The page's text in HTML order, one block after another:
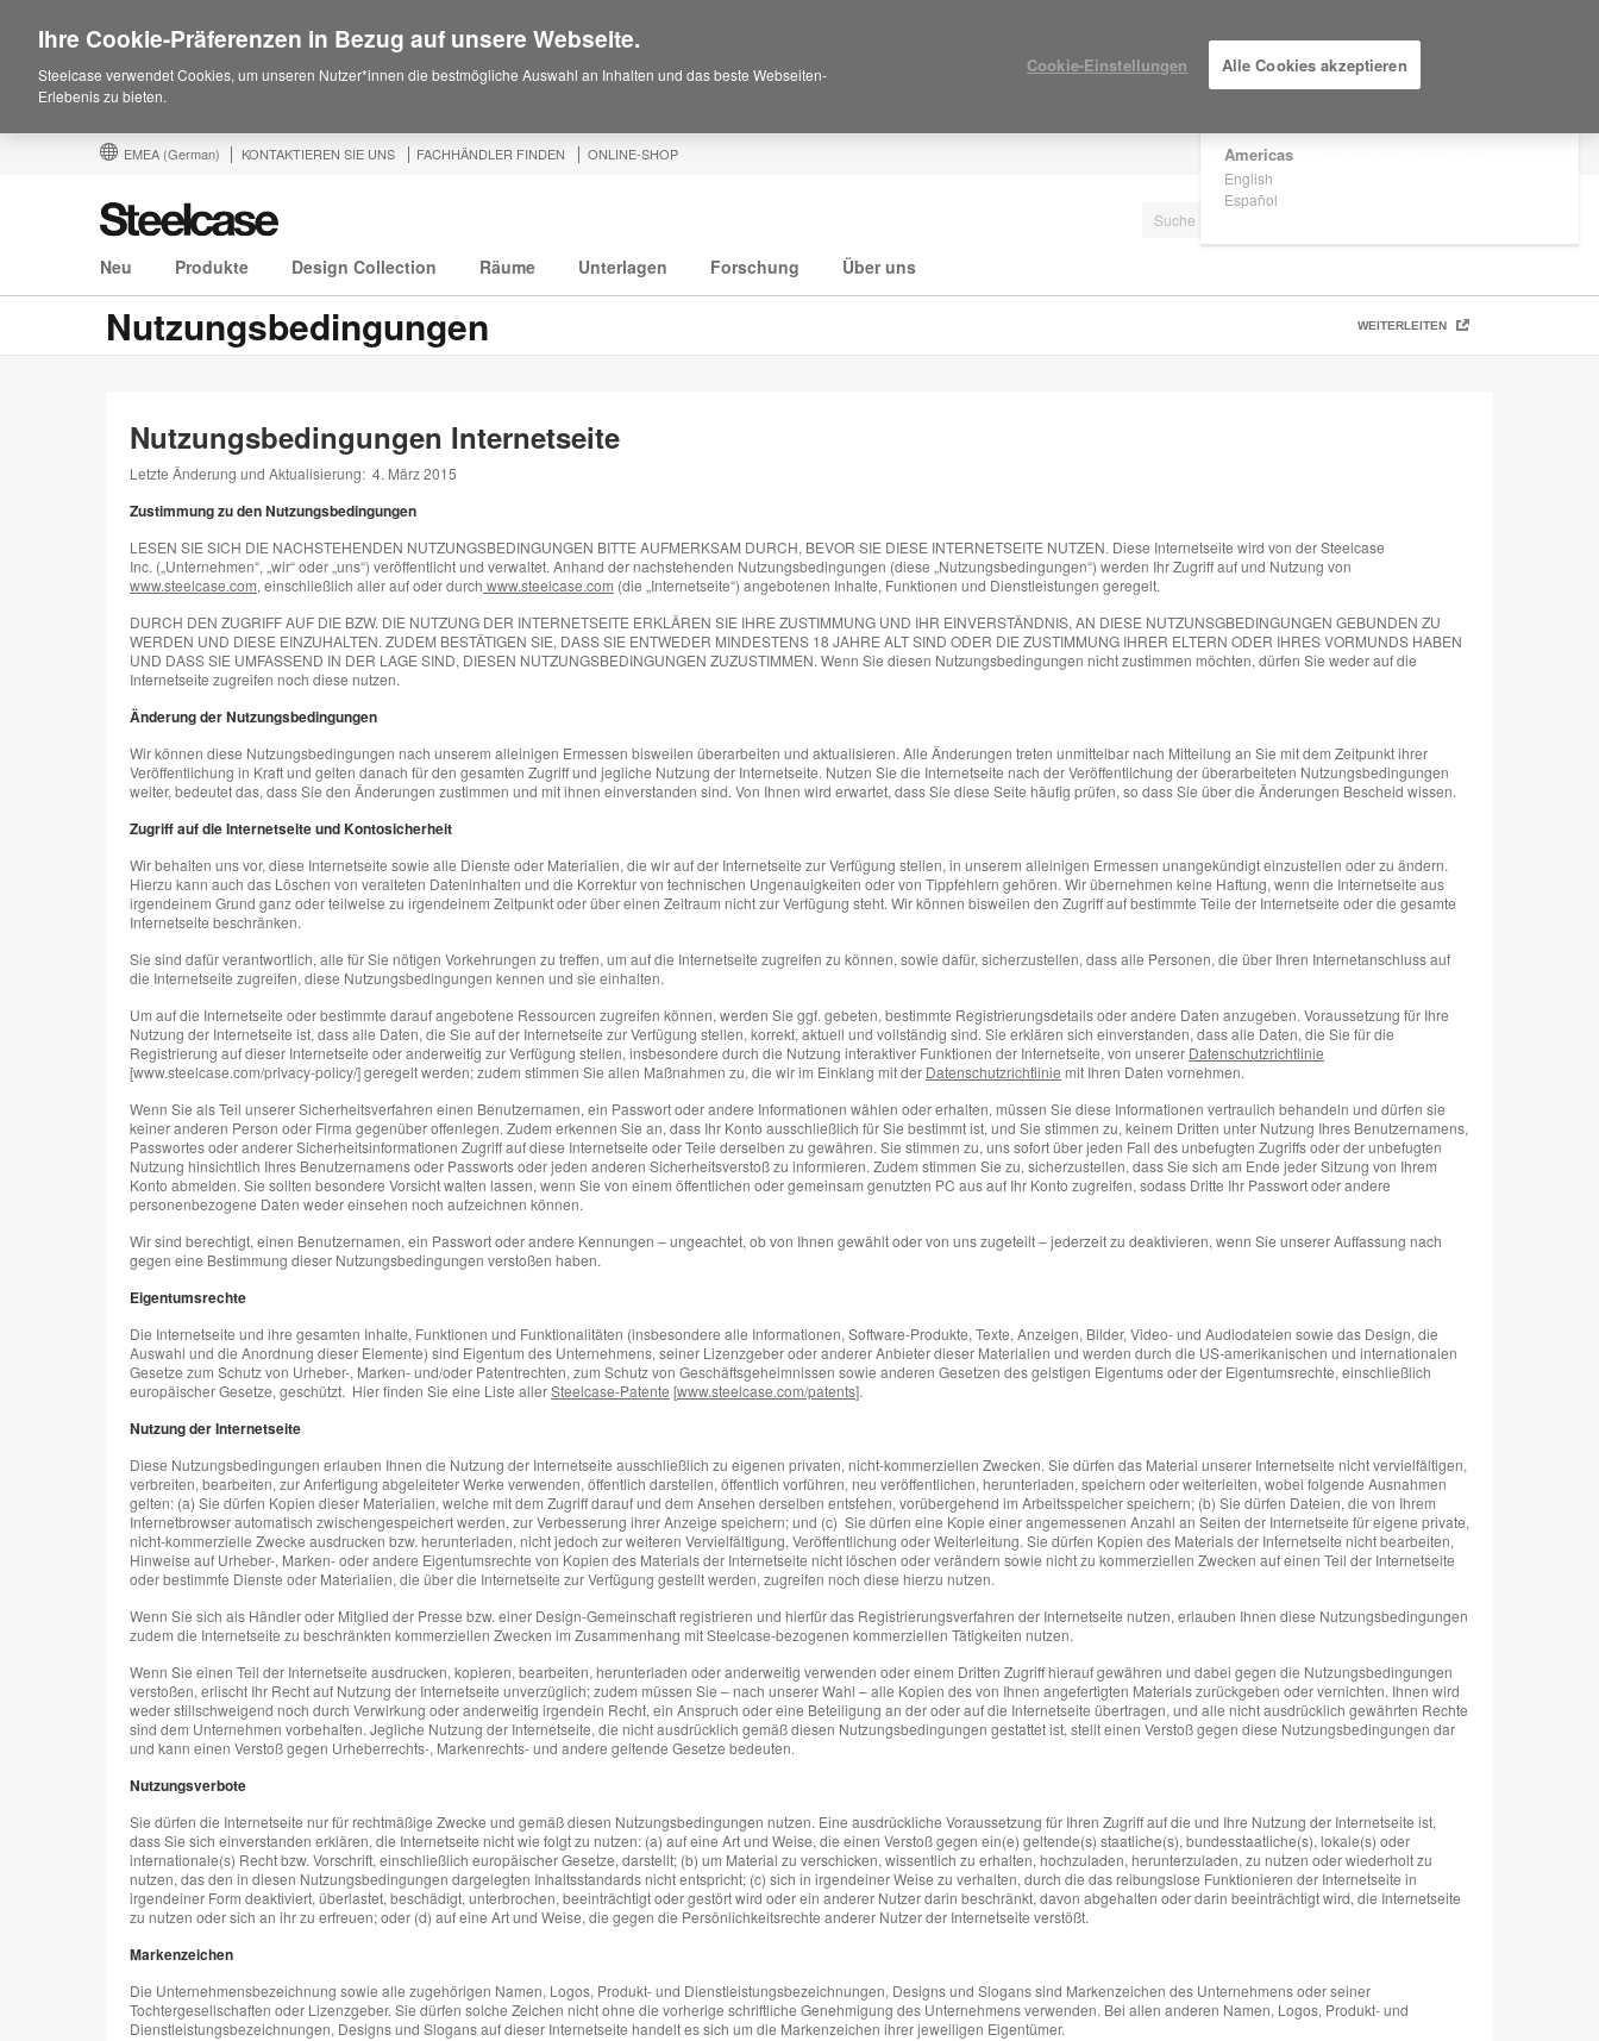
Are you in United States?
Americas
English
Español
EMEA (German) KONTAKTIEREN SIE UNS FACHHÄNDLER FINDEN ONLINE-SHOP
Neu Produkte Design Collection Räume Unterlagen Forschung Über uns
Nutzungsbedingungen WEITERLEITEN
Nutzungsbedingungen Internetseite
Letzte Änderung und Aktualisierung: 4. März 2015
Zustimmung zu den Nutzungsbedingungen
LESEN SIE SICH DIE NACHSTEHENDEN NUTZUNGSBEDINGUNGEN BITTE AUFMERKSAM DURCH, BEVOR SIE DIESE INTERNETSEITE NUTZEN. Diese Internetseite wird von der Steelcase
Inc. („Unternehmen“, „wir“ oder „uns“) veröffentlicht und verwaltet. Anhand der nachstehenden Nutzungsbedingungen (diese „Nutzungsbedingungen“) werden Ihr Zugriff auf und Nutzung von
www.steelcase.com, einschließlich aller auf oder durch www.steelcase.com (die „Internetseite“) angebotenen Inhalte, Funktionen und Dienstleistungen geregelt.
DURCH DEN ZUGRIFF AUF DIE BZW. DIE NUTZUNG DER INTERNETSEITE ERKLÄREN SIE IHRE ZUSTIMMUNG UND IHR EINVERSTÄNDNIS, AN DIESE NUTZUNSGBEDINGUNGEN GEBUNDEN ZU
WERDEN UND DIESE EINZUHALTEN. ZUDEM BESTÄTIGEN SIE, DASS SIE ENTWEDER MINDESTENS 18 JAHRE ALT SIND ODER DIE ZUSTIMMUNG IHRER ELTERN ODER IHRES VORMUNDS HABEN
UND DASS SIE UMFASSEND IN DER LAGE SIND, DIESEN NUTZUNGSBEDINGUNGEN ZUZUSTIMMEN. Wenn Sie diesen Nutzungsbedingungen nicht zustimmen möchten, dürfen Sie weder auf die
Internetseite zugreifen noch diese nutzen.
Änderung der Nutzungsbedingungen
Wir können diese Nutzungsbedingungen nach unserem alleinigen Ermessen bisweilen überarbeiten und aktualisieren. Alle Änderungen treten unmittelbar nach Mitteilung an Sie mit dem Zeitpunkt ihrer
Veröffentlichung in Kraft und gelten danach für den gesamten Zugriff und jegliche Nutzung der Internetseite. Nutzen Sie die Internetseite nach der Veröffentlichung der überarbeiteten Nutzungsbedingungen
weiter, bedeutet das, dass Sie den Änderungen zustimmen und mit ihnen einverstanden sind. Von Ihnen wird erwartet, dass Sie diese Seite häufig prüfen, so dass Sie über die Änderungen Bescheid wissen.
Zugriff auf die Internetseite und Kontosicherheit
Wir behalten uns vor, diese Internetseite sowie alle Dienste oder Materialien, die wir auf der Internetseite zur Verfügung stellen, in unserem alleinigen Ermessen unangekündigt einzustellen oder zu ändern.
Hierzu kann auch das Löschen von veralteten Dateninhalten und die Korrektur von technischen Ungenauigkeiten oder von Tippfehlern gehören. Wir übernehmen keine Haftung, wenn die Internetseite aus
irgendeinem Grund ganz oder teilweise zu irgendeinem Zeitpunkt oder über einen Zeitraum nicht zur Verfügung steht. Wir können bisweilen den Zugriff auf bestimmte Teile der Internetseite oder die gesamte
Internetseite beschränken.
Sie sind dafür verantwortlich, alle für Sie nötigen Vorkehrungen zu treffen, um auf die Internetseite zugreifen zu können, sowie dafür, sicherzustellen, dass alle Personen, die über Ihren Internetanschluss auf
die Internetseite zugreifen, diese Nutzungsbedingungen kennen und sie einhalten.
Um auf die Internetseite oder bestimmte darauf angebotene Ressourcen zugreifen können, werden Sie ggf. gebeten, bestimmte Registrierungsdetails oder andere Daten anzugeben. Voraussetzung für Ihre
Nutzung der Internetseite ist, dass alle Daten, die Sie auf der Internetseite zur Verfügung stellen, korrekt, aktuell und vollständig sind. Sie erklären sich einverstanden, dass alle Daten, die Sie für die
Registrierung auf dieser Internetseite oder anderweitig zur Verfügung stellen, insbesondere durch die Nutzung interaktiver Funktionen der Internetseite, von unserer Datenschutzrichtlinie
[www.steelcase.com/privacy-policy/] geregelt werden; zudem stimmen Sie allen Maßnahmen zu, die wir im Einklang mit der Datenschutzrichtlinie mit Ihren Daten vornehmen.
Wenn Sie als Teil unserer Sicherheitsverfahren einen Benutzernamen, ein Passwort oder andere Informationen wählen oder erhalten, müssen Sie diese Informationen vertraulich behandeln und dürfen sie
keiner anderen Person oder Firma gegenüber offenlegen. Zudem erkennen Sie an, dass Ihr Konto ausschließlich für Sie bestimmt ist, und Sie stimmen zu, keinem Dritten unter Nutzung Ihres Benutzernamens,
Passwortes oder anderer Sicherheitsinformationen Zugriff auf diese Internetseite oder Teile derselben zu gewähren. Sie stimmen zu, uns sofort über jeden Fall des unbefugten Zugriffs oder der unbefugten
Nutzung hinsichtlich Ihres Benutzernamens oder Passworts oder jeden anderen Sicherheitsverstoß zu informieren. Zudem stimmen Sie zu, sicherzustellen, dass Sie sich am Ende jeder Sitzung von Ihrem
Konto abmelden. Sie sollten besondere Vorsicht walten lassen, wenn Sie von einem öffentlichen oder gemeinsam genutzten PC aus auf Ihr Konto zugreifen, sodass Dritte Ihr Passwort oder andere
personenbezogene Daten weder einsehen noch aufzeichnen können.
Wir sind berechtigt, einen Benutzernamen, ein Passwort oder andere Kennungen – ungeachtet, ob von Ihnen gewählt oder von uns zugeteilt – jederzeit zu deaktivieren, wenn Sie unserer Auffassung nach
gegen eine Bestimmung dieser Nutzungsbedingungen verstoßen haben.
Eigentumsrechte
Die Internetseite und ihre gesamten Inhalte, Funktionen und Funktionalitäten (insbesondere alle Informationen, Software-Produkte, Texte, Anzeigen, Bilder, Video- und Audiodateien sowie das Design, die
Auswahl und die Anordnung dieser Elemente) sind Eigentum des Unternehmens, seiner Lizenzgeber oder anderer Anbieter dieser Materialien und werden durch die US-amerikanischen und internationalen
Gesetze zum Schutz von Urheber-, Marken- und/oder Patentrechten, zum Schutz von Geschäftsgeheimnissen sowie anderen Gesetzen des geistigen Eigentums oder der Eigentumsrechte, einschließlich
europäischer Gesetze, geschützt. Hier finden Sie eine Liste allerSteelcase-Patente [www.steelcase.com/patents].
Nutzung der Internetseite
Diese Nutzungsbedingungen erlauben Ihnen die Nutzung der Internetseite ausschließlich zu eigenen privaten, nicht-kommerziellen Zwecken. Sie dürfen das Material unserer Internetseite nicht vervielfältigen,
verbreiten, bearbeiten, zur Anfertigung abgeleiteter Werke verwenden, öffentlich darstellen, öffentlich vorführen, neu veröffentlichen, herunterladen, speichern oder weiterleiten, wobei folgende Ausnahmen
gelten: (a) Sie dürfen Kopien dieser Materialien, welche mit dem Zugriff darauf und dem Ansehen derselben entstehen, vorübergehend im Arbeitsspeicher speichern; (b) Sie dürfen Dateien, die von Ihrem
Internetbrowser automatisch zwischengespeichert werden, zur Verbesserung ihrer Anzeige speichern; und (c) Sie dürfen eine Kopie einer angemessenen Anzahl an Seiten der Internetseite für eigene private,
nicht-kommerzielle Zwecke ausdrucken bzw. herunterladen, nicht jedoch zur weiteren Vervielfältigung, Veröffentlichung oder Weiterleitung. Sie dürfen Kopien des Materials der Internetseite nicht bearbeiten,
Hinweise auf Urheber-, Marken- oder andere Eigentumsrechte von Kopien des Materials der Internetseite nicht löschen oder verändern sowie nicht zu kommerziellen Zwecken auf einen Teil der Internetseite
oder bestimmte Dienste oder Materialien, die über die Internetseite zur Verfügung gestellt werden, zugreifen noch diese hierzu nutzen.
Wenn Sie sich als Händler oder Mitglied der Presse bzw. einer Design-Gemeinschaft registrieren und hierfür das Registrierungsverfahren der Internetseite nutzen, erlauben Ihnen diese Nutzungsbedingungen
zudem die Internetseite zu beschränkten kommerziellen Zwecken im Zusammenhang mit Steelcase-bezogenen kommerziellen Tätigkeiten nutzen.
Wenn Sie einen Teil der Internetseite ausdrucken, kopieren, bearbeiten, herunterladen oder anderweitig verwenden oder einem Dritten Zugriff hierauf gewähren und dabei gegen die Nutzungsbedingungen
verstoßen, erlischt Ihr Recht auf Nutzung der Internetseite unverzüglich; zudem müssen Sie – nach unserer Wahl – alle Kopien des von Ihnen angefertigten Materials zurückgeben oder vernichten. Ihnen wird
weder stillschweigend noch durch Verwirkung oder anderweitig irgendein Recht, ein Anspruch oder eine Beteiligung an der oder auf die Internetseite übertragen, und alle nicht ausdrücklich gewährten Rechte
sind dem Unternehmen vorbehalten. Jegliche Nutzung der Internetseite, die nicht ausdrücklich gemäß diesen Nutzungsbedingungen gestattet ist, stellt einen Verstoß gegen diese Nutzungsbedingungen dar
und kann einen Verstoß gegen Urheberrechts-, Markenrechts- und andere geltende Gesetze bedeuten.
Nutzungsverbote
Sie dürfen die Internetseite nur für rechtmäßige Zwecke und gemäß diesen Nutzungsbedingungen nutzen. Eine ausdrückliche Voraussetzung für Ihren Zugriff auf die und Ihre Nutzung der Internetseite ist,
dass Sie sich einverstanden erklären, die Internetseite nicht wie folgt zu nutzen: (a) auf eine Art und Weise, die einen Verstoß gegen ein(e) geltende(s) staatliche(s), bundesstaatliche(s), lokale(s) oder
internationale(s) Recht bzw. Vorschrift, einschließlich europäischer Gesetze, darstellt; (b) um Material zu verschicken, wissentlich zu erhalten, hochzuladen, herunterzuladen, zu nutzen oder wiederholt zu
nutzen, das den in diesen Nutzungsbedingungen dargelegten Inhaltsstandards nicht entspricht; (c) sich in irgendeiner Weise zu verhalten, durch die das reibungslose Funktionieren der Internetseite in
irgendeiner Form deaktiviert, überlastet, beschädigt, unterbrochen, beeinträchtigt oder gestört wird oder ein anderer Nutzer darin beschränkt, davon abgehalten oder darin beeinträchtigt wird, die Internetseite
zu nutzen oder sich an ihr zu erfreuen; oder (d) auf eine Art und Weise, die gegen die Persönlichkeitsrechte anderer Nutzer der Internetseite verstößt.
Markenzeichen
Die Unternehmensbezeichnung sowie alle zugehörigen Namen, Logos, Produkt- und Dienstleistungsbezeichnungen, Designs und Slogans sind Markenzeichen des Unternehmens oder seiner
Tochtergesellschaften oder Lizenzgeber. Sie dürfen solche Zeichen nicht ohne die vorherige schriftliche Genehmigung des Unternehmens verwenden. Bei allen anderen Namen, Logos, Produkt- und
Dienstleistungsbezeichnungen, Designs und Slogans auf dieser Internetseite handelt es sich um die Markenzeichen ihrer jeweiligen Eigentümer.
Ihre Cookie-Präferenzen in Bezug auf unsere Webseite.
Steelcase verwendet Cookies, um unseren Nutzer*innen die bestmögliche Auswahl an Inhalten und das beste Webseiten-
Erlebenis zu bieten.
Cookie-Einstellungen Alle Cookies akzeptieren